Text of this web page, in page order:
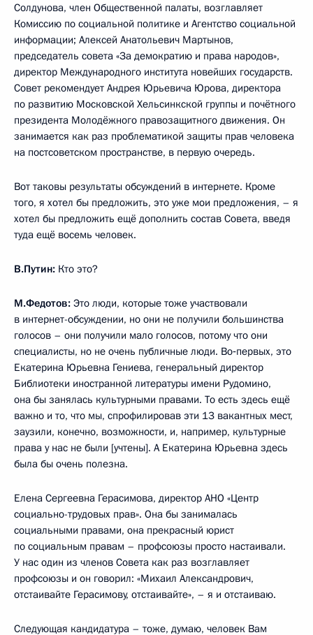
Солдунова, член Общественной палаты, возглавляет
Комиссию по социальной политике и Агентство социальной
информации; Алексей Анатольевич Мартынов,
председатель совета «За демократию и права народов»,
директор Международного института новейших государств.
Совет рекомендует Андрея Юрьевича Юрова, директора
по развитию Московской Хельсинкской группы и почётного
президента Молодёжного правозащитного движения. Он
занимается как раз проблематикой защиты прав человека
на постсоветском пространстве, в первую очередь.
Вот таковы результаты обсуждений в интернете. Кроме
того, я хотел бы предложить, это уже мои предложения, – я
хотел бы предложить ещё дополнить состав Совета, введя
туда ещё восемь человек.
В.Путин: Кто это?
М.Федотов: Это люди, которые тоже участвовали
в интернет-обсуждении, но они не получили большинства
голосов – они получили мало голосов, потому что они
специалисты, но не очень публичные люди. Во‑первых, это
Екатерина Юрьевна Гениева, генеральный директор
Библиотеки иностранной литературы имени Рудомино,
она бы занялась культурными правами. То есть здесь ещё
важно и то, что мы, спрофилировав эти 13 вакантных мест,
заузили, конечно, возможности, и, например, культурные
права у нас не были [учтены]. А Екатерина Юрьевна здесь
была бы очень полезна.
Елена Сергеевна Герасимова, директор АНО «Центр
социально-трудовых прав». Она бы занималась
социальными правами, она прекрасный юрист
по социальным правам – профсоюзы просто настаивали.
У нас один из членов Совета как раз возглавляет
профсоюзы и он говорил: «Михаил Александрович,
отстаивайте Герасимову, отстаивайте», – я и отстаиваю.
Следующая кандидатура – тоже, думаю, человек Вам